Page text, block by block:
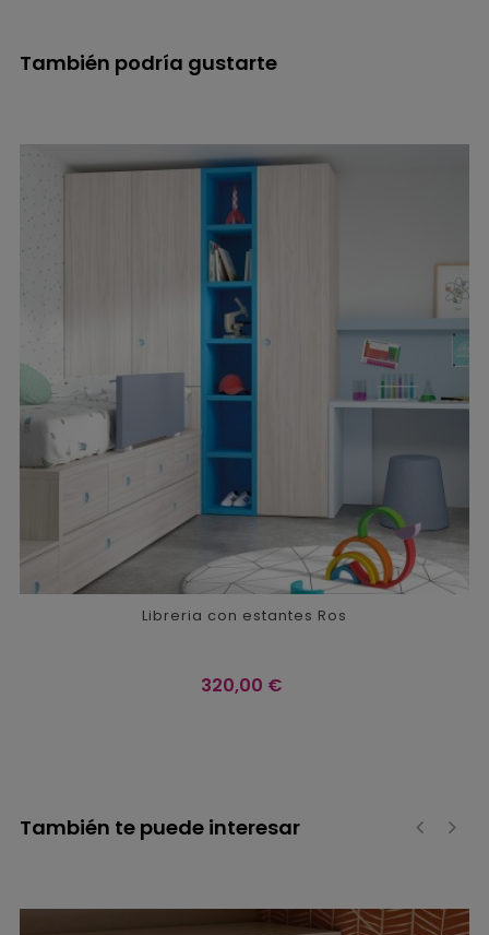
También podría gustarte
Libreria con estantes Ros
Precio
320,00 €
También te puede interesar